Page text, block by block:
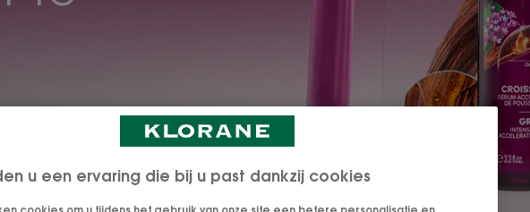
u een ervaring die bij u past dankzij cookies